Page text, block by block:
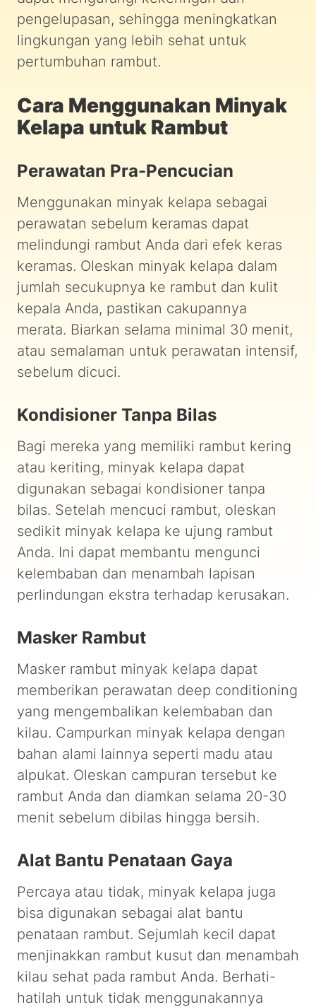
pengelupasan, sehingga meningkatkan
lingkungan yang lebih sehat untuk
pertumbuhan rambut.
Cara Menggunakan Minyak
Kelapa untuk Rambut
Perawatan Pra-Pencucian
Menggunakan minyak kelapa sebagai
perawatan sebelum keramas dapat
melindungi rambut Anda dari efek keras
keramas. Oleskan minyak kelapa dalam
jumlah secukupnya ke rambut dan kulit
kepala Anda, pastikan cakupannya
merata. Biarkan selama minimal 30 menit,
atau semalaman untuk perawatan intensif,
sebelum dicuci.
Kondisioner Tanpa Bilas
Bagi mereka yang memiliki rambut kering
atau keriting, minyak kelapa dapat
digunakan sebagai kondisioner tanpa
bilas. Setelah mencuci rambut, oleskan
sedikit minyak kelapa ke ujung rambut
Anda. Ini dapat membantu mengunci
kelembaban dan menambah lapisan
perlindungan ekstra terhadap kerusakan.
Masker Rambut
Masker rambut minyak kelapa dapat
memberikan perawatan deep conditioning
yang mengembalikan kelembaban dan
kilau. Campurkan minyak kelapa dengan
bahan alami lainnya seperti madu atau
alpukat. Oleskan campuran tersebut ke
rambut Anda dan diamkan selama 20-30
menit sebelum dibilas hingga bersih.
Alat Bantu Penataan Gaya
Percaya atau tidak, minyak kelapa juga
bisa digunakan sebagai alat bantu
penataan rambut. Sejumlah kecil dapat
menjinakkan rambut kusut dan menambah
kilau sehat pada rambut Anda. Berhati-
hatilah untuk tidak menggunakannya